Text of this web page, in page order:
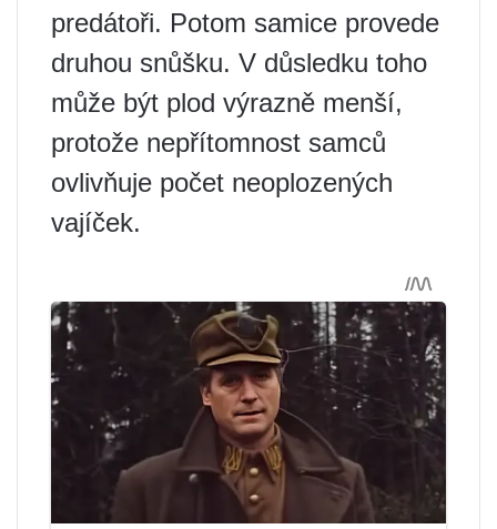
predátoři. Potom samice provede
druhou snůšku. V důsledku toho
může být plod výrazně menší,
protože nepřítomnost samců
ovlivňuje počet neoplozených
vajíček.